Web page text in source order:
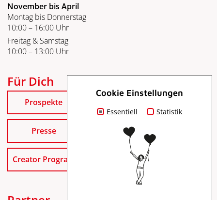
November bis April
Montag bis Donnerstag
10:00 – 16:00 Uhr
Freitag & Samstag
10:00 – 13:00 Uhr
Für Dich
Prospekte
Presse
Creator Program
Cookie Einstellungen
Essentiell Statistik